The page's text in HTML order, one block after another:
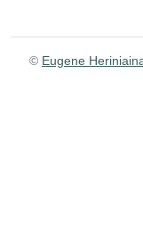
© Eugene